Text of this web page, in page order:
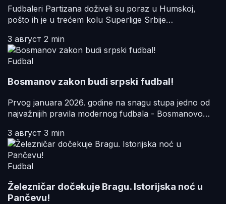
Fudbaleri Partizana doživeli su poraz u Humskoj,
pošto ih je u trećem kolu Superlige Srbije…
3 август 2 min
Fudbal
Bosmanov zakon budi srpski fudbal!
Prvog januara 2026. godine na snagu stupa jedno od
najvažnijih pravila modernog fudbala - Bosmanovo…
3 август 3 min
Fudbal
Železničar dočekuje Bragu. Istorijska noć u
Pančevu!